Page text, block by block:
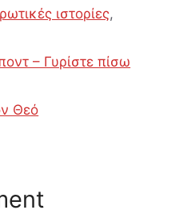
ιστορίες,
– Γυρίστε πίσω
Θεό